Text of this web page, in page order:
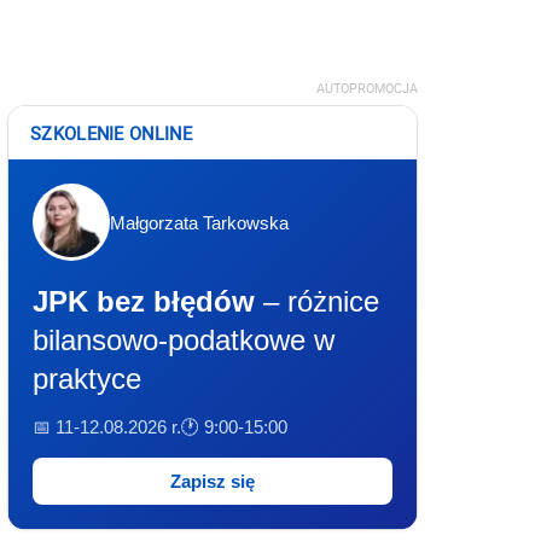
AUTOPROMOCJA
SZKOLENIE ONLINE
Małgorzata Tarkowska
JPK bez błędów – różnice
bilansowo-podatkowe w
praktyce
📅 11-12.08.2026 r.🕐 9:00-15:00
Zapisz się